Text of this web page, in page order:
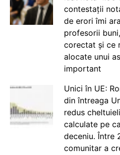
contestații
de erori îmi
profesorii
corectat și ce
alocate unui
important
Unici în UE:
din întreaga
redus
calculate pe
deceniu. Între
comunitar a